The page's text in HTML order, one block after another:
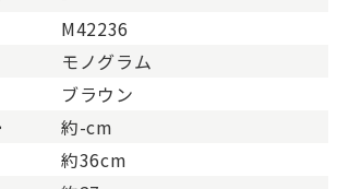
、汚れはありますが比較的程度の良い
はありますが、キズや汚れが少なめ
品。
使用感があり、傷・汚れがあるが使用に
M42236
モノグラム
ブラウン
約-cm
約36cm